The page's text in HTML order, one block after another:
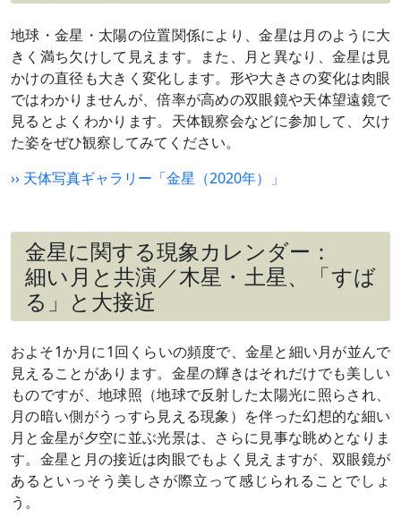
地球・金星・太陽の位置関係により、金星は月のように大
きく満ち欠けして見えます。また、月と異なり、金星は見
かけの直径も大きく変化します。形や大きさの変化は肉眼
ではわかりませんが、倍率が高めの双眼鏡や天体望遠鏡で
見るとよくわかります。天体観察会などに参加して、欠け
た姿をぜひ観察してみてください。
›› 天体写真ギャラリー「金星（2020年）」
金星に関する現象カレンダー：
細い月と共演／木星・土星、「すば
る」と大接近
およそ1か月に1回くらいの頻度で、金星と細い月が並んで
見えることがあります。金星の輝きはそれだけでも美しい
ものですが、地球照（地球で反射した太陽光に照らされ、
月の暗い側がうっすら見える現象）を伴った幻想的な細い
月と金星が夕空に並ぶ光景は、さらに見事な眺めとなりま
す。金星と月の接近は肉眼でもよく見えますが、双眼鏡が
あるといっそう美しさが際立って感じられることでしょ
う。